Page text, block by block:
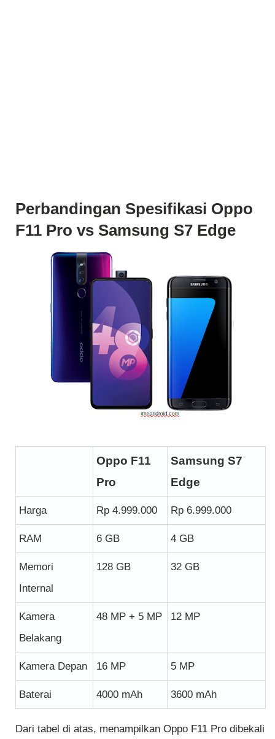
Perbandingan Spesifikasi Oppo
F11 Pro vs Samsung S7 Edge
Oppo F11
Pro
Samsung S7
Edge
Harga Rp 4.999.000 Rp 6.999.000
RAM 6 GB 4 GB
Memori
Internal
128 GB 32 GB
Kamera
Belakang
48 MP + 5 MP 12 MP
Kamera Depan 16 MP 5 MP
Baterai 4000 mAh 3600 mAh
Dari tabel di atas, menampilkan Oppo F11 Pro dibekali